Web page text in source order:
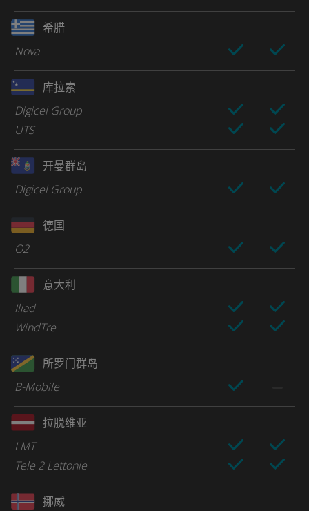
希腊
Nova
库拉索
Digicel Group
UTS
开曼群岛
Digicel Group
德国
O2
意大利
Iliad
WindTre
所罗门群岛
B-Mobile
拉脱维亚
LMT
Tele 2 Lettonie
挪威